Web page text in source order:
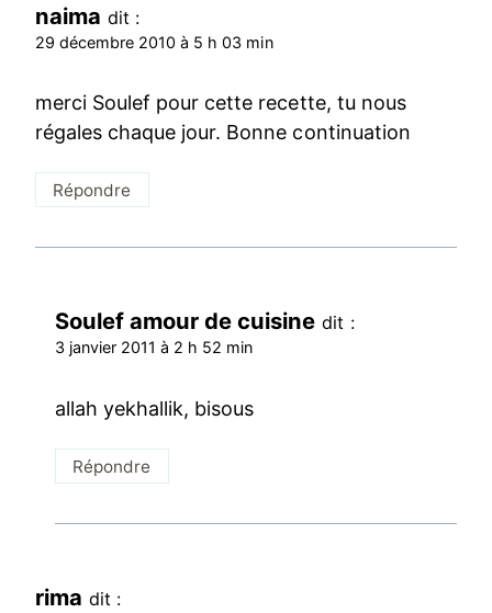
naima dit :
29 décembre 2010 à 5 h 03 min
merci Soulef pour cette recette, tu nous
régales chaque jour. Bonne continuation
Répondre
Soulef amour de cuisine dit :
3 janvier 2011 à 2 h 52 min
allah yekhallik, bisous
Répondre
rima dit :